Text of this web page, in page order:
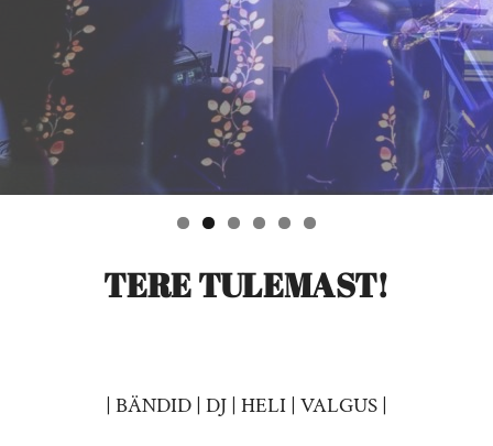
TERE TULEMAST!
| BÄNDID | DJ | HELI | VALGUS |